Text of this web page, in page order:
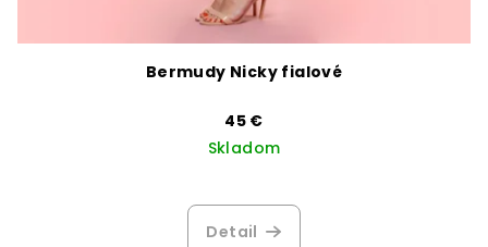
Bermudy Nicky fialové
45 €
Skladom
Detail